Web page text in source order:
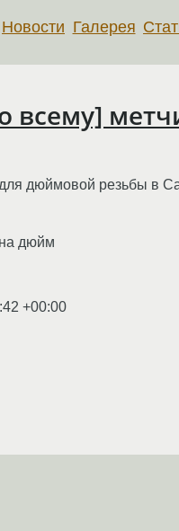
Новости Галерея
всему]
дюймовой резьбы в
на дюйм
+00:00